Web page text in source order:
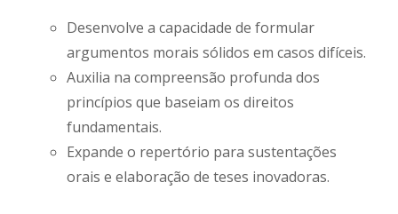
Desenvolve a capacidade de formular
argumentos morais sólidos em casos difíceis.
Auxilia na compreensão profunda dos
princípios que baseiam os direitos
fundamentais.
Expande o repertório para sustentações
orais e elaboração de teses inovadoras.